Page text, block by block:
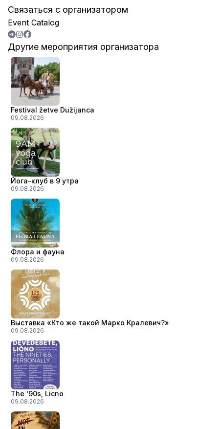
Связаться с организатором
Event Catalog
Другие мероприятия организатора
Festival žetve Dužijanca
09.08.2026
Йога-клуб в 9 утра
09.08.2026
Флора и фауна
09.08.2026
Выставка «Кто же такой Марко Кралевич?»
09.08.2026
The '90s, Licno
09.08.2026